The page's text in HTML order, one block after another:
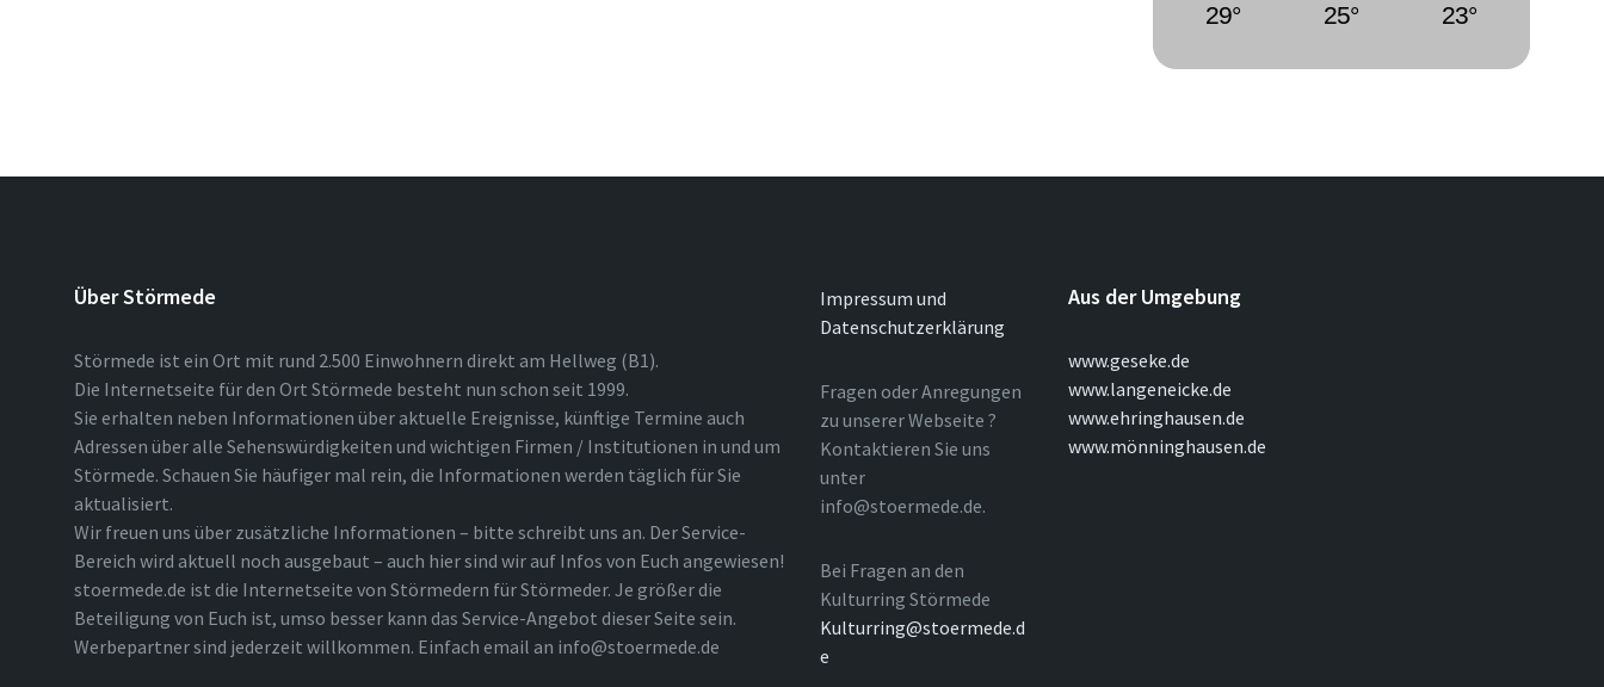
29° 25° 23°
Über Störmede
Störmede ist ein Ort mit rund 2.500 Einwohnern direkt am Hellweg (B1).
Die Internetseite für den Ort Störmede besteht nun schon seit 1999.
Sie erhalten neben Informationen über aktuelle Ereignisse, künftige Termine auch
Adressen über alle Sehenswürdigkeiten und wichtigen Firmen / Institutionen in und um
Störmede. Schauen Sie häufiger mal rein, die Informationen werden täglich für Sie
aktualisiert.
Wir freuen uns über zusätzliche Informationen – bitte schreibt uns an. Der Service-
Bereich wird aktuell noch ausgebaut – auch hier sind wir auf Infos von Euch angewiesen!
stoermede.de ist die Internetseite von Störmedern für Störmeder. Je größer die
Beteiligung von Euch ist, umso besser kann das Service-Angebot dieser Seite sein.
Werbepartner sind jederzeit willkommen. Einfach email an info@stoermede.de
Impressum und
Datenschutzerklärung
Fragen oder Anregungen
zu unserer Webseite ?
Kontaktieren Sie uns
unter
info@stoermede.de.
Bei Fragen an den
Kulturring Störmede
Kulturring@stoermede.d
e
Aus der Umgebung
www.geseke.de
www.langeneicke.de
www.ehringhausen.de
www.mönninghausen.de